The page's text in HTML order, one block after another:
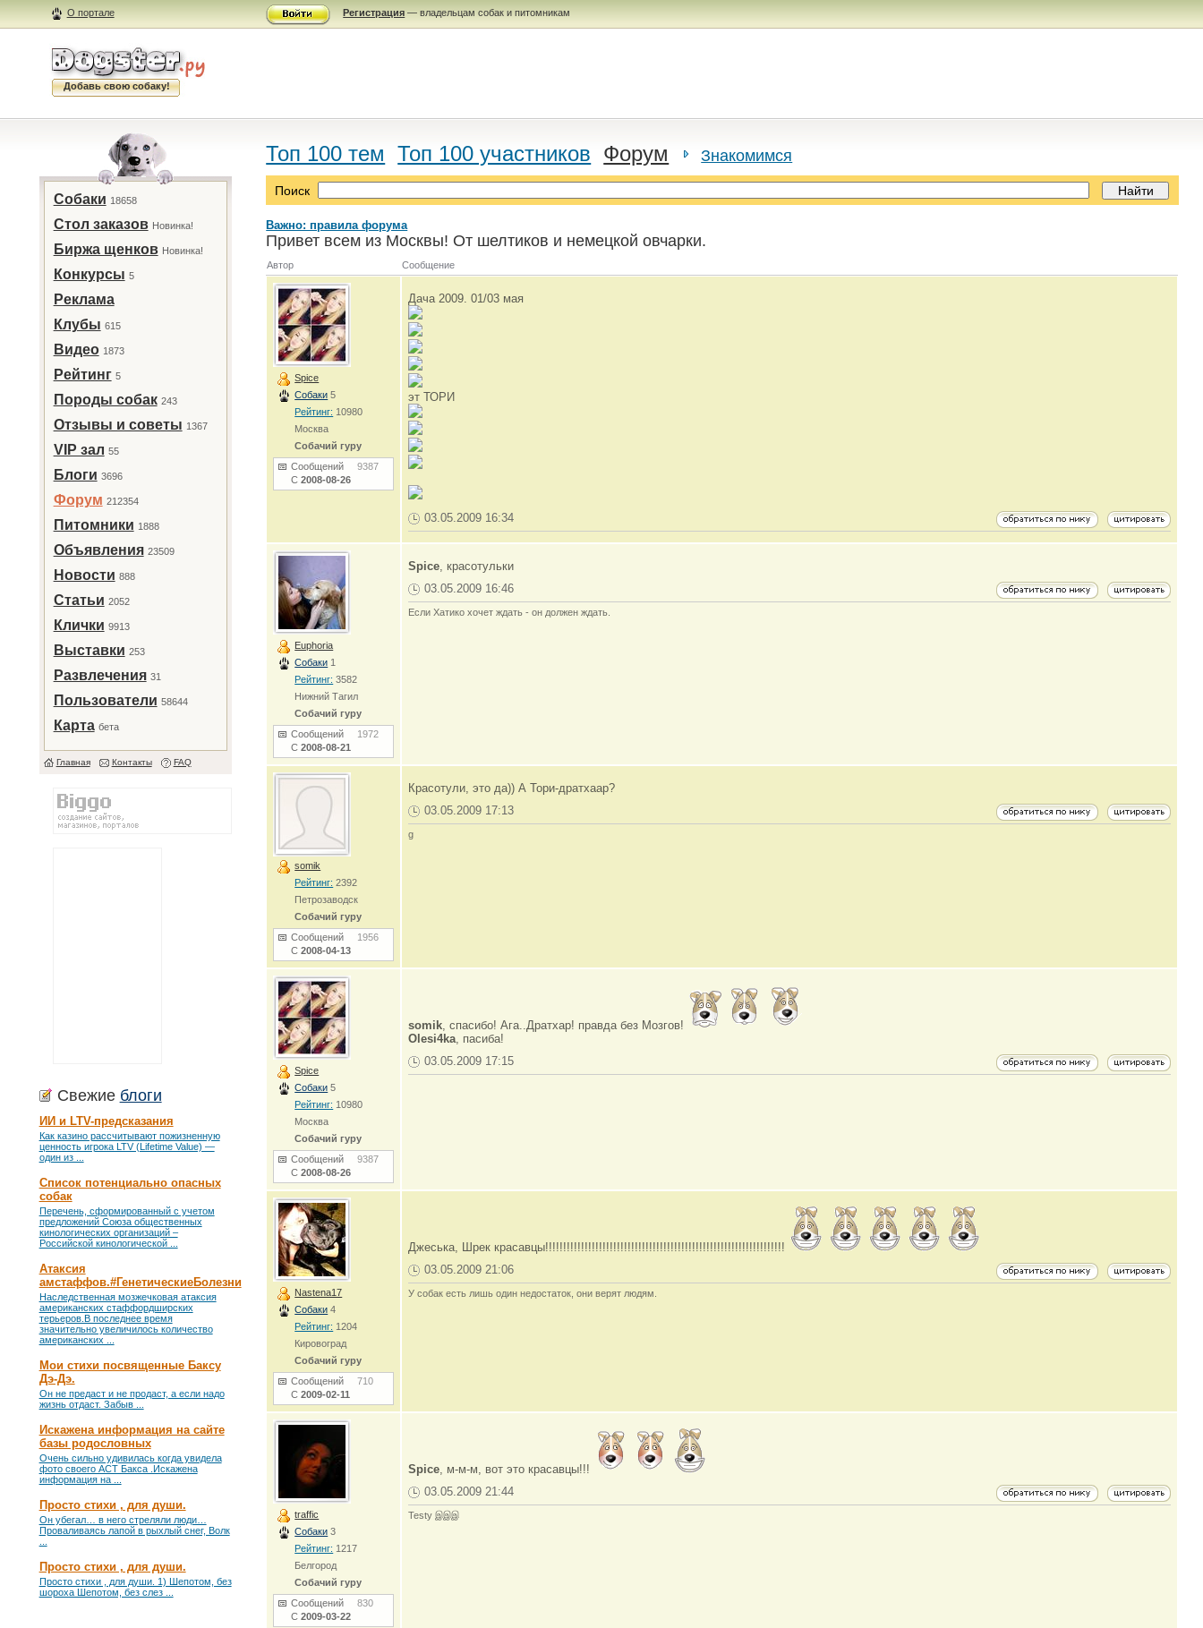
О портале Регистрация — владельцам собак и питомникам
Добавь свою собаку!
Собаки 18658
Стол заказов Новинка!
Биржа щенков Новинка!
Конкурсы 5
Реклама
Клубы 615
Видео 1873
Рейтинг 5
Породы собак 243
Отзывы и советы 1367
VIP зал 55
Блоги 3696
Форум 212354
Питомники 1888
Объявления 23509
Новости 888
Статьи 2052
Клички 9913
Выставки 253
Развлечения 31
Пользователи 58644
Карта бета
Главная Контакты FAQ
Свежие блоги
ИИ и LTV-предсказания
Как казино рассчитывают пожизненную
ценность игрока LTV (Lifetime Value) —
один из ...
Список потенциально опасных
собак
Перечень, сформированный с учетом
предложений Союза общественных
кинологических организаций –
Российской кинологической ...
Атаксия
амстаффов.#ГенетическиеБолезни
Наследственная мозжечковая атаксия
американских стаффордширских
терьеров.В последнее время
значительно увеличилось количество
американских ...
Мои стихи посвященные Баксу
Дэ-Дэ.
Он не предаст и не продаст, а если надо
жизнь отдаст. Забыв ...
Искажена информация на сайте
базы родословных
Очень сильно удивилась когда увидела
фото своего АСТ Бакса .Искажена
информация на ...
Просто стихи , для души.
Он убегал… в него стреляли люди…
Проваливаясь лапой в рыхлый снег, Волк
Просто стихи , для души.
Просто стихи , для души. 1) Шепотом, без
шороха Шепотом, без слез ...
Топ 100 тем Топ 100 участников Форум Знакомимся
Поиск
Важно: правила форума
Привет всем из Москвы! От шелтиков и немецкой овчарки.
Автор Сообщение
Spice
Собаки 5
Рейтинг: 10980
Москва
Собачий гуру
Сообщений9387
С2008-08-26
Дача 2009. 01/03 мая
эт ТОРИ
03.05.2009 16:34
Euphoria
Собаки 1
Рейтинг: 3582
Нижний Тагил
Собачий гуру
Сообщений 1972
С2008-08-21
Spice, красотульки
03.05.2009 16:46
Если Хатико хочет ждать - он должен ждать.
somik
Рейтинг: 2392
Петрозаводск
Собачий гуру
Сообщений 1956
С2008-04-13
Красотули, это да)) А Тори-дратхаар?
03.05.2009 17:13
g
Spice
Собаки 5
Рейтинг: 10980
Москва
Собачий гуру
Сообщений9387
С2008-08-26
somik, спасибо! Ага..Дратхар! правда без Мозгов!
Olesi4ka, пасиба!
03.05.2009 17:15
Nastena17
Собаки 4
Рейтинг: 1204
Кировоград
Собачий гуру
Сообщений710
С2009-02-11
Джеська, Шрек красавцы!!!!!!!!!!!!!!!!!!!!!!!!!!!!!!!!!!!!!!!!!!!!!!!!!!!!!!!!!!!!!!!!!!!
03.05.2009 21:06
У собак есть лишь один недостаток, они верят людям.
traffic
Собаки 3
Рейтинг: 1217
Белгород
Собачий гуру
Сообщений830
С2009-03-22
Spice, м-м-м, вот это красавцы!!!
03.05.2009 21:44
Testy இஇஇ